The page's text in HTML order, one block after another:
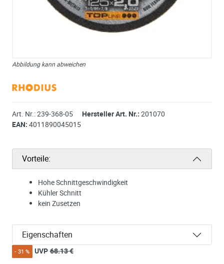
Abbildung kann abweichen
Art. Nr.:239-368-05 Hersteller Art. Nr.: 201070
EAN: 4011890045015
Vorteile:
Hohe Schnittgeschwindigkeit
Kühler Schnitt
kein Zusetzen
Eigenschaften
- 31 % UVP 68.13 €